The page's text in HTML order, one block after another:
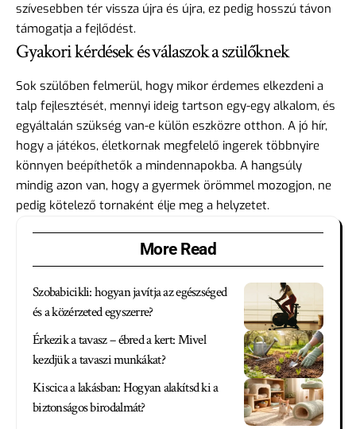
szívesebben tér vissza újra és újra, ez pedig hosszú távon
támogatja a fejlődést.
Gyakori kérdések és válaszok a szülőknek
Sok szülőben felmerül, hogy mikor érdemes elkezdeni a
talp fejlesztését, mennyi ideig tartson egy-egy alkalom, és
egyáltalán szükség van-e külön eszközre otthon. A jó hír,
hogy a játékos, életkornak megfelelő ingerek többnyire
könnyen beépíthetők a mindennapokba. A hangsúly
mindig azon van, hogy a gyermek örömmel mozogjon, ne
pedig kötelező tornaként élje meg a helyzetet.
More Read
Szobabicikli: hogyan javítja az egészséged
és a közérzeted egyszerre?
Érkezik a tavasz – ébred a kert: Mivel
kezdjük a tavaszi munkákat?
Kiscica a lakásban: Hogyan alakítsd ki a
biztonságos birodalmát?